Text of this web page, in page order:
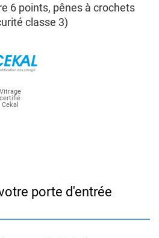
6 points, pênes à crochets
classe 3)
Vitrage
certifié
Cekal
porte d'entrée